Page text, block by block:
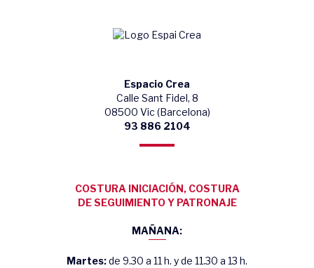
Espacio Crea
Calle Sant Fidel, 8
08500 Vic (Barcelona)
93 886 2104
COSTURA INICIACIÓN, COSTURA
DE SEGUIMIENTO Y PATRONAJE
MAÑANA:
Martes:de 9.30 a 11 h. y de 11.30 a 13 h.